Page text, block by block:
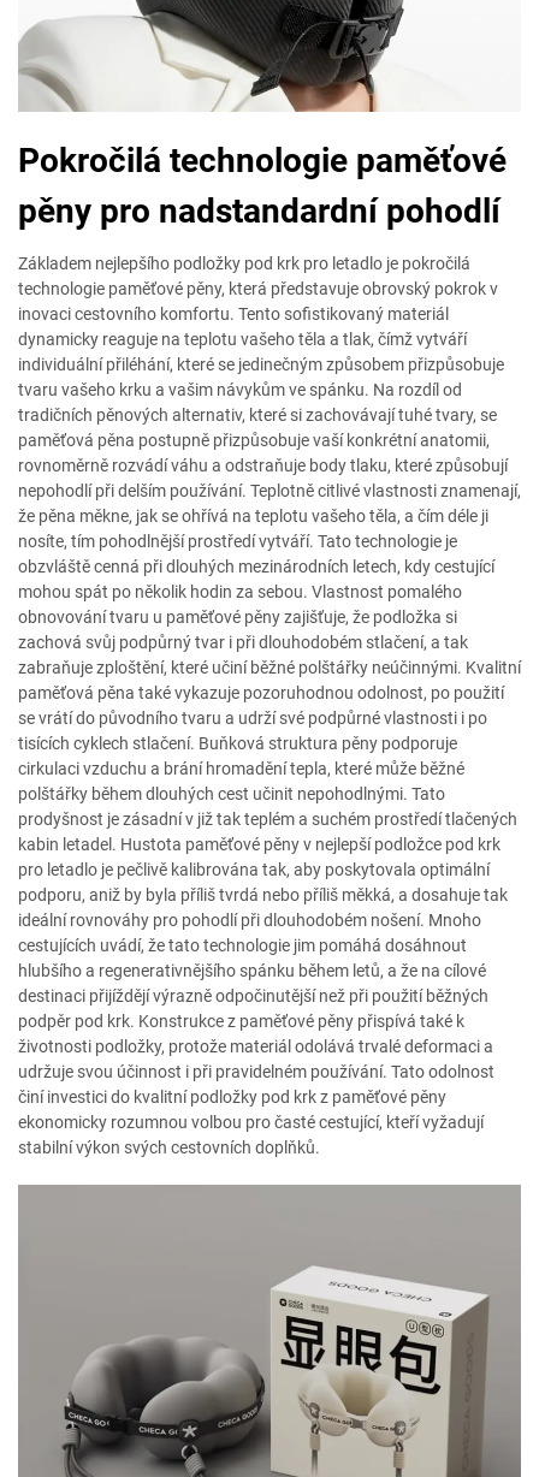
Pokročilá technologie paměťové
pěny pro nadstandardní pohodlí
Základem nejlepšího podložky pod krk pro letadlo je pokročilá
technologie paměťové pěny, která představuje obrovský pokrok v
inovaci cestovního komfortu. Tento sofistikovaný materiál
dynamicky reaguje na teplotu vašeho těla a tlak, čímž vytváří
individuální přiléhání, které se jedinečným způsobem přizpůsobuje
tvaru vašeho krku a vašim návykům ve spánku. Na rozdíl od
tradičních pěnových alternativ, které si zachovávají tuhé tvary, se
paměťová pěna postupně přizpůsobuje vaší konkrétní anatomii,
rovnoměrně rozvádí váhu a odstraňuje body tlaku, které způsobují
nepohodlí při delším používání. Teplotně citlivé vlastnosti znamenají,
že pěna měkne, jak se ohřívá na teplotu vašeho těla, a čím déle ji
nosíte, tím pohodlnější prostředí vytváří. Tato technologie je
obzvláště cenná při dlouhých mezinárodních letech, kdy cestující
mohou spát po několik hodin za sebou. Vlastnost pomalého
obnovování tvaru u paměťové pěny zajišťuje, že podložka si
zachová svůj podpůrný tvar i při dlouhodobém stlačení, a tak
zabraňuje zploštění, které učiní běžné polštářky neúčinnými. Kvalitní
paměťová pěna také vykazuje pozoruhodnou odolnost, po použití
se vrátí do původního tvaru a udrží své podpůrné vlastnosti i po
tisících cyklech stlačení. Buňková struktura pěny podporuje
cirkulaci vzduchu a brání hromadění tepla, které může běžné
polštářky během dlouhých cest učinit nepohodlnými. Tato
prodyšnost je zásadní v již tak teplém a suchém prostředí tlačených
kabin letadel. Hustota paměťové pěny v nejlepší podložce pod krk
pro letadlo je pečlivě kalibrována tak, aby poskytovala optimální
podporu, aniž by byla příliš tvrdá nebo příliš měkká, a dosahuje tak
ideální rovnováhy pro pohodlí při dlouhodobém nošení. Mnoho
cestujících uvádí, že tato technologie jim pomáhá dosáhnout
hlubšího a regenerativnějšího spánku během letů, a že na cílové
destinaci přijíždějí výrazně odpočinutější než při použití běžných
podpěr pod krk. Konstrukce z paměťové pěny přispívá také k
životnosti podložky, protože materiál odolává trvalé deformaci a
udržuje svou účinnost i při pravidelném používání. Tato odolnost
činí investici do kvalitní podložky pod krk z paměťové pěny
ekonomicky rozumnou volbou pro časté cestující, kteří vyžadují
stabilní výkon svých cestovních doplňků.